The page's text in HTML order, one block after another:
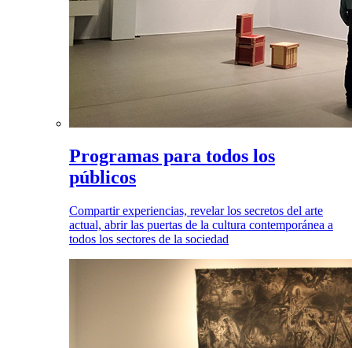
Programas para todos los
públicos
Compartir experiencias, revelar los secretos del arte
actual, abrir las puertas de la cultura contemporánea a
todos los sectores de la sociedad